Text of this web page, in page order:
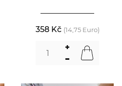
358 Kč (14,75 Euro)